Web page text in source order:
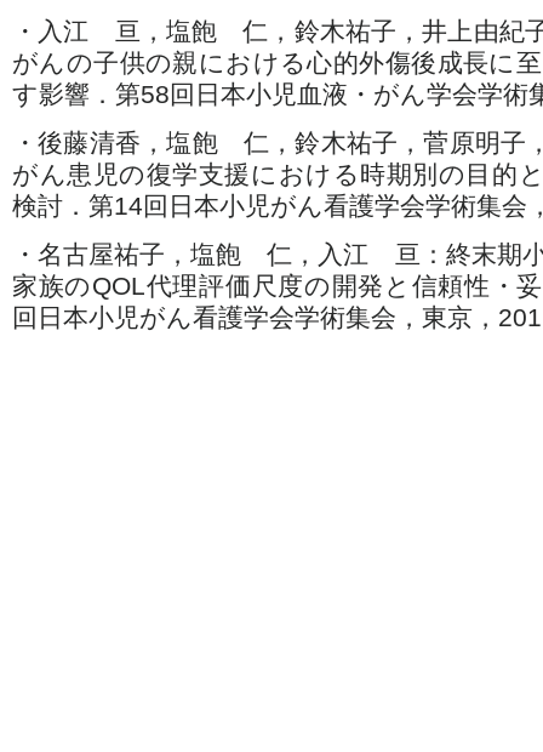
・入江 亘，塩飽 仁，鈴木祐子，井上由紀
がんの子供の親における心的外傷後成長に
す影響．第58回日本小児血液・がん学会学術
・後藤清香，塩飽 仁，鈴木祐子，菅原明子
がん患児の復学支援における時期別の目的
検討．第14回日本小児がん看護学会学術集会
・名古屋祐子，塩飽 仁，入江 亘：終末期
家族のQOL代理評価尺度の開発と信頼性・
回日本小児がん看護学会学術集会，東京，